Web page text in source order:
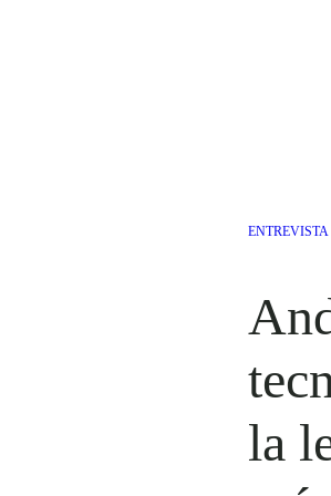
ENTREVISTA
la